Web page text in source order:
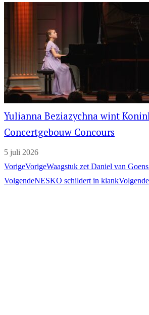
Yulianna Beziazychna wint
Concertgebouw Concours
5 juli 2026
VorigeVorigeWaagstuk zet Daniel van
VolgendeNESKO schildert in klankVolgende